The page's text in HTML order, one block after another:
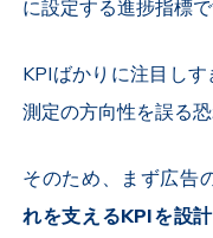
に設定する進捗指標で
KPIばかりに注目しす
測定の方向性を誤る恐
そのため、まず広告
れを支えるKPIを設